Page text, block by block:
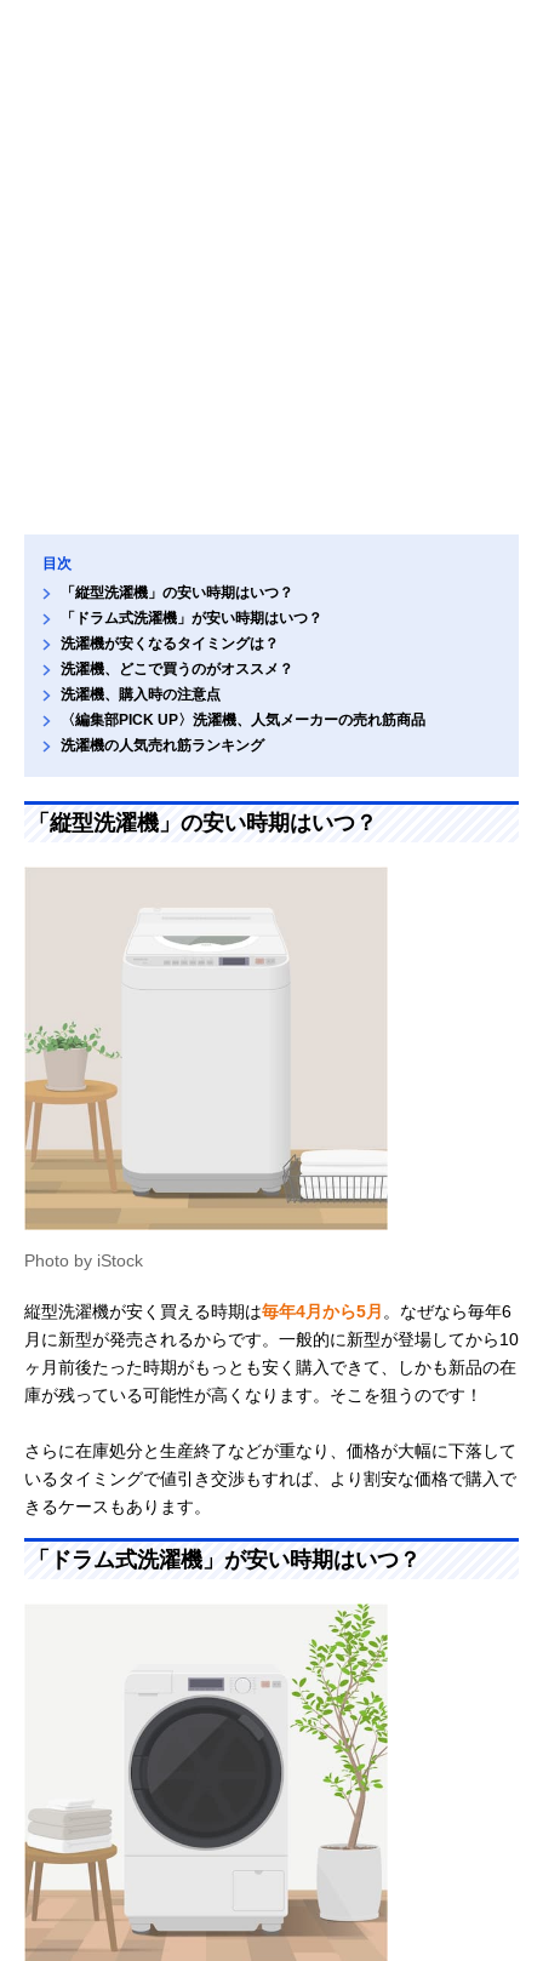
目次
「縦型洗濯機」の安い時期はいつ？
「ドラム式洗濯機」が安い時期はいつ？
洗濯機が安くなるタイミングは？
洗濯機、どこで買うのがオススメ？
洗濯機、購入時の注意点
〈編集部PICK UP〉洗濯機、人気メーカーの売れ筋商品
洗濯機の人気売れ筋ランキング
「縦型洗濯機」の安い時期はいつ？
Photo by iStock
縦型洗濯機が安く買える時期は毎年4月から5月 。なぜなら毎年6
月に新型が発売されるからです。一般的に新型が登場してから10
ヶ月前後たった時期がもっとも安く購入できて、しかも新品の在
庫が残っている可能性が高くなります。そこを狙うのです！
さらに在庫処分と生産終了などが重なり、価格が大幅に下落して
いるタイミングで値引き交渉もすれば、より割安な価格で購入で
きるケースもあります。
「ドラム式洗濯機」が安い時期はいつ？